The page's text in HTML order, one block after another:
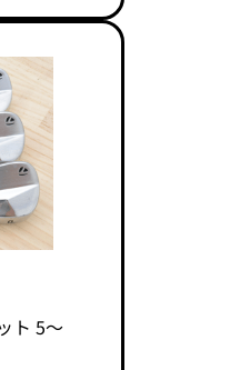
ト 5～